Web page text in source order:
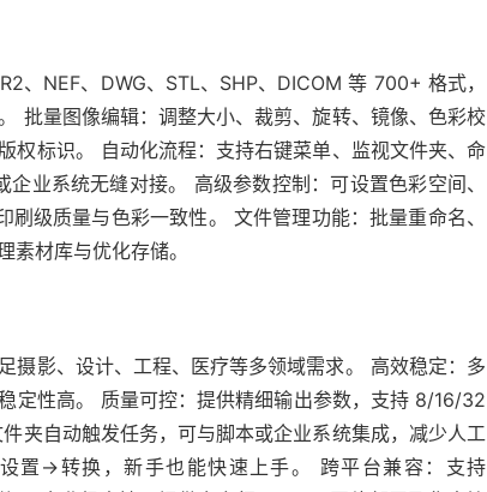
、NEF、DWG、STL、SHP、DICOM 等 700+ 格式，
批量图像编辑：调整大小、裁剪、旋转、镜像、色彩校
权标识。 自动化流程：支持右键菜单、监视文件夹、命
业系统无缝对接。 高级参数控制：可设置色彩空间、
级质量与色彩一致性。 文件管理功能：批量重命名、
材库与优化存储。
摄影、设计、工程、医疗等多领域需求。 高效稳定：多
定性高。 质量可控：提供精细输出参数，支持 8/16/32
夹自动触发任务，可与脚本或企业系统集成，减少人工
置→转换，新手也能快速上手。 跨平台兼容：支持